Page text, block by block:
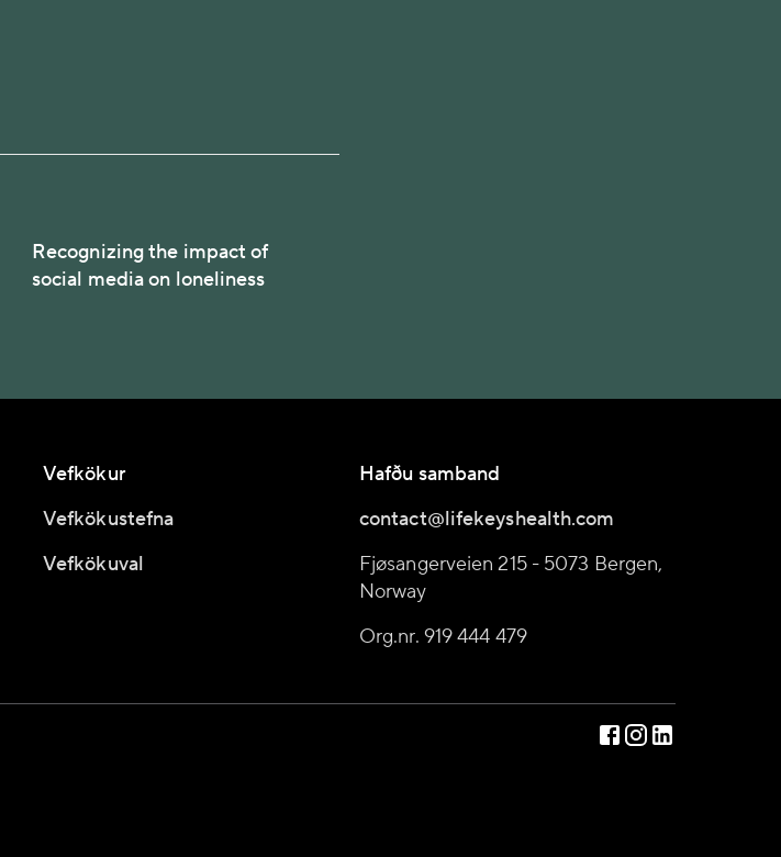
Recognizing the impact of
social media on loneliness
Vefkökur
Vefkökustefna
Vefkökuval
Hafðu samband
contact@lifekeyshealth.com
Fjøsangerveien 215 - 5073 Bergen,
Norway
Org.nr. 919 444 479